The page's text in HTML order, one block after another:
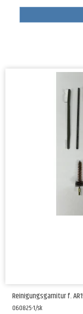
Reinigungsgarnitur f.
060825-1/sk